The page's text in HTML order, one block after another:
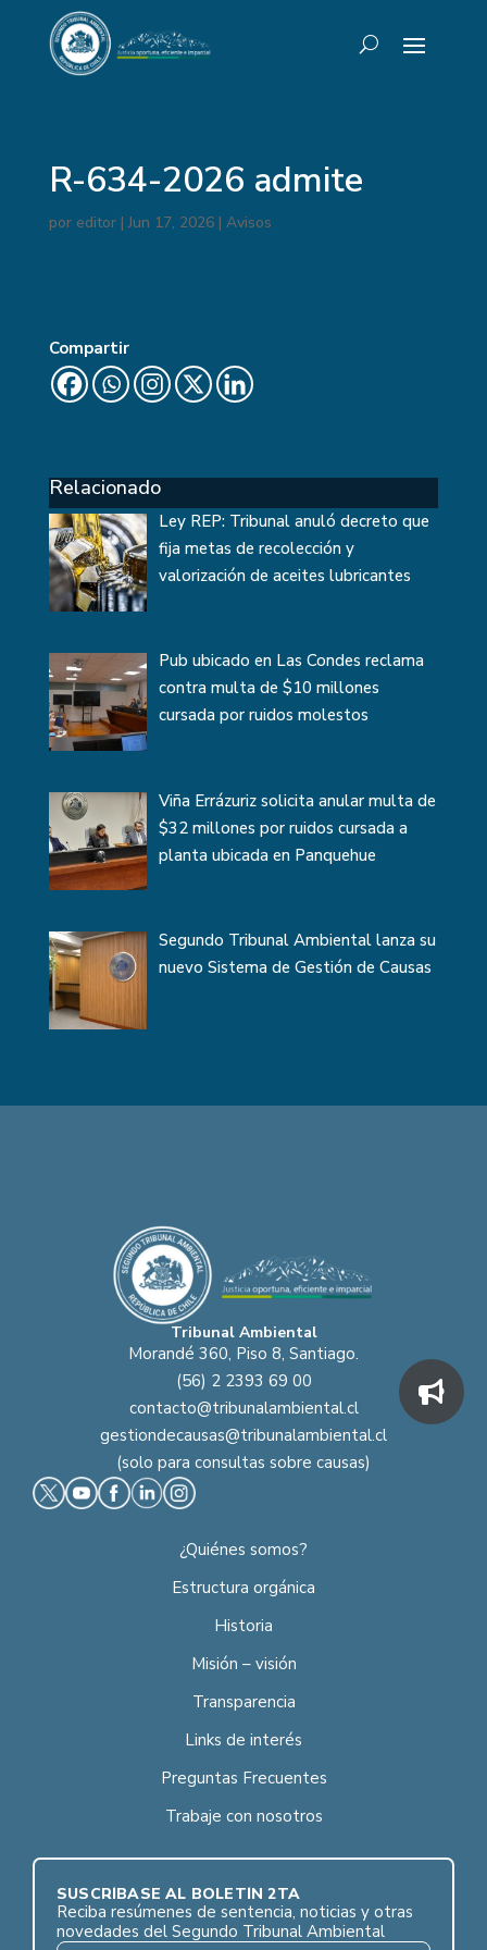
R-634-2026 admite
por editor|Jun 17, 2026| Avisos
Compartir
Relacionado
Ley REP: Tribunal anuló decreto que
fija metas de recolección y
valorización de aceites lubricantes
Pub ubicado en Las Condes reclama
contra multa de $10 millones
cursada por ruidos molestos
Viña Errázuriz solicita anular multa de
$32 millones por ruidos cursada a
planta ubicada en Panquehue
Segundo Tribunal Ambiental lanza su
nuevo Sistema de Gestión de Causas
Tribunal Ambiental
Morandé 360, Piso 8, Santiago.
(56) 2 2393 69 00
contacto@tribunalambiental.cl
gestiondecausas@tribunalambiental.cl
(solo para consultas sobre causas)
¿Quiénes somos?
Estructura orgánica
Historia
Misión – visión
Transparencia
Links de interés
Preguntas Frecuentes
Trabaje con nosotros
SUSCRÍBASE AL BOLETÍN 2TA
Reciba resúmenes de sentencia, noticias y otras
novedades del Segundo Tribunal Ambiental